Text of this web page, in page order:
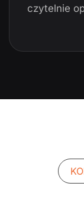
czytelnie